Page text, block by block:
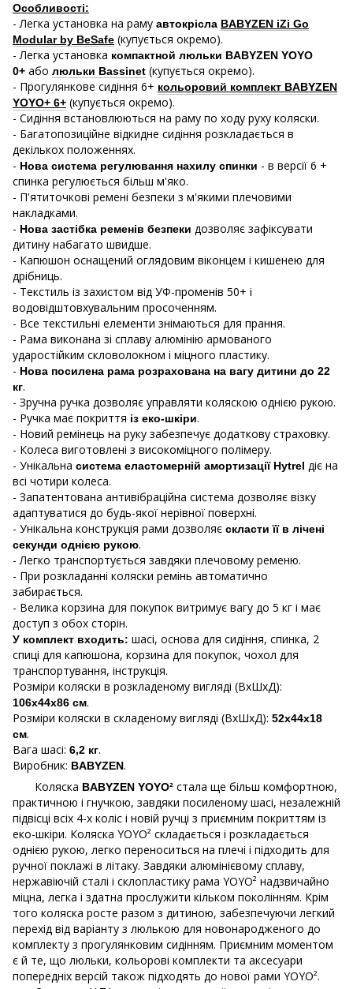
Особливості:
- Легка установка на раму автокрісла BABYZEN iZi Go
Modular by BeSafe (купується окремо).
- Легка установка компактной люльки BABYZEN YOYO
0+ або люльки Bassinet (купується окремо).
- Прогулянкове сидіння 6+ кольоровий комплект BABYZEN
YOYO+ 6+ (купується окремо).
- Сидіння встановлюються на раму по ходу руху коляски.
- Багатопозиційне відкидне сидіння розкладається в
декількох положеннях.
- Нова система регулювання нахилу спинки - в версії 6 +
спинка регулюється більш м'яко.
- П'ятиточкові ремені безпеки з м'якими плечовими
накладками.
- Нова застібка ременів безпеки дозволяє зафіксувати
дитину набагато швидше.
- Капюшон оснащений оглядовим віконцем і кишенею для
дрібниць.
- Текстиль із захистом від УФ-променів 50+ і
водовідштовхувальним просоченням.
- Все текстильні елементи знімаються для прання.
- Рама виконана зі сплаву алюмінію армованого
ударостійким скловолокном і міцного пластику.
- Нова посилена рама розрахована на вагу дитини до 22
кг.
- Зручна ручка дозволяє управляти коляскою однією рукою.
- Ручка має покриття із еко-шкіри.
- Новий ремінець на руку забезпечує додаткову страховку.
- Колеса виготовлені з високоміцного полімеру.
- Унікальна система еластомерній амортизації Hytrel діє на
всі чотири колеса.
- Запатентована антивібраційна система дозволяє візку
адаптуватися до будь-якої нерівної поверхні.
- Унікальна конструкція рами дозволяє скласти її в лічені
секунди однією рукою.
- Легко транспортується завдяки плечовому ременю.
- При розкладанні коляски ремінь автоматично
забирається.
- Велика корзина для покупок витримує вагу до 5 кг і має
доступ з обох сторін.
У комплект входить: шасі, основа для сидіння, спинка, 2
спиці для капюшона, корзина для покупок, чохол для
транспортування, інструкція.
Розміри коляски в розкладеному вигляді (ВхШхД):
106х44х86 см.
Розміри коляски в складеному вигляді (ВхШхД): 52х44х18
см.
Вага шасі: 6,2 кг.
Виробник: BABYZEN.
Коляска BABYZEN YOYO² стала ще більш комфортною,
практичною і гнучкою, завдяки посиленому шасі, незалежній
підвісці всіх 4-х коліс і новій ручці з приємним покриттям із
еко-шкіри. Коляска YOYO² складається і розкладається
однією рукою, легко переноситься на плечі і підходить для
ручної поклажі в літаку. Завдяки алюмінієвому сплаву,
нержавіючій сталі і склопластику рама YOYO² надзвичайно
міцна, легка і здатна прослужити кільком поколінням. Крім
того коляска росте разом з дитиною, забезпечуючи легкий
перехід від варіанту з люлькою для новонародженого до
комплекту з прогулянковим сидінням. Приємним моментом
є й те, що люльки, кольорові комплекти та аксесуари
попередніх версій також підходять до нової рами YOYO².